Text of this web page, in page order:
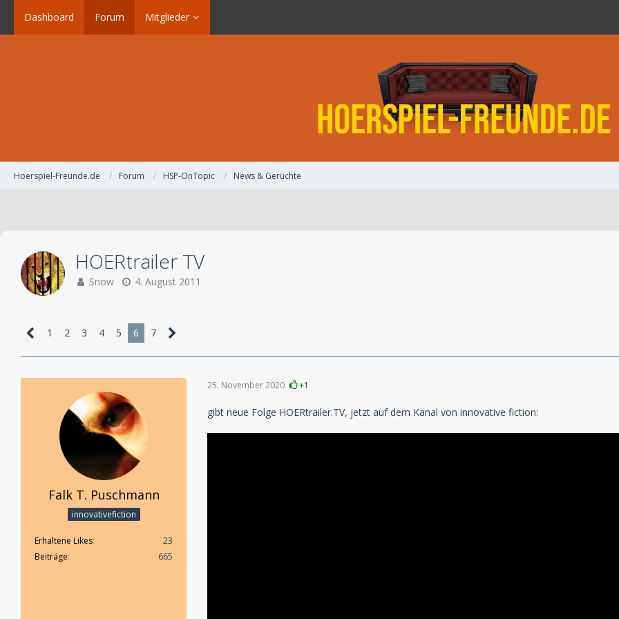
Dashboard Forum Mitglieder
Hoerspiel-Freunde.de Forum HSP-OnTopic News & Gerüchte
HOERtrailer TV
Snow 4. August 2011
1 2 3 4 5 6 7
Falk T. Puschmann
innovativefiction
Erhaltene Likes
23
Beiträge
665
25. November 2020 +1
gibt neue Folge HOERtrailer.TV, jetzt auf dem Kanal von innovative fiction: